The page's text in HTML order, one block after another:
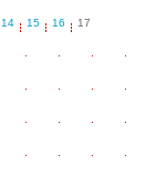
14 15 16 17